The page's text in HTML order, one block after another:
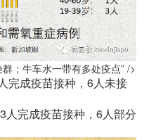
；牛车水一带有多处疫点” />
完成疫苗接种，6人未接
人完成疫苗接种，6人部分